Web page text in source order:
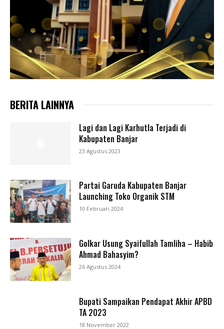
BERITA LAINNYA
Lagi dan Lagi Karhutla Terjadi di
Kabupaten Banjar
23 Agustus 2023
Partai Garuda Kabupaten Banjar
Launching Toko Organik STM
10 Februari 2024
Golkar Usung Syaifullah Tamliha – Habib
Ahmad Bahasyim?
26 Agustus 2024
Bupati Sampaikan Pendapat Akhir APBD
TA 2023
18 November 2022